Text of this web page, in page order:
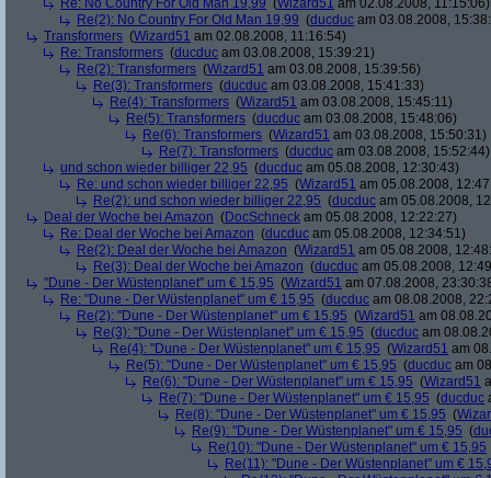
Re: No Country For Old Man 19,99 (Wizard51 am 02.08.2008, 11:15:06)
Re(2): No Country For Old Man 19,99 (ducduc am 03.08.2008,
Transformers (Wizard51 am 02.08.2008, 11:16:54)
Re: Transformers (ducduc am 03.08.2008, 15:39:21)
Re(2): Transformers (Wizard51 am 03.08.2008, 15:39:56)
Re(3): Transformers (ducduc am 03.08.2008, 15:41:33)
Re(4): Transformers (Wizard51 am 03.08.2008, 15:45:11)
Re(5): Transformers (ducduc am 03.08.2008, 15:48:06)
Re(6): Transformers (Wizard51 am 03.08.2008, 15:50:31)
Re(7): Transformers (ducduc am 03.08.2008, 15:52:44)
und schon wieder billiger 22,95 (ducduc am 05.08.2008, 12:30:43)
Re: und schon wieder billiger 22,95 (Wizard51 am 05.08.2008,
Re(2): und schon wieder billiger 22,95 (ducduc am 05.08.2008,
Deal der Woche bei Amazon (DocSchneck am 05.08.2008, 12:22:27)
Re: Deal der Woche bei Amazon (ducduc am 05.08.2008, 12:34:51)
Re(2): Deal der Woche bei Amazon (Wizard51 am 05.08.2008,
Re(3): Deal der Woche bei Amazon (ducduc am 05.08.2008,
"Dune - Der Wüstenplanet" um € 15,95 (Wizard51 am 07.08.2008,
Re: "Dune - Der Wüstenplanet" um € 15,95 (ducduc am 08.08.2008,
Re(2): "Dune - Der Wüstenplanet" um € 15,95 (Wizard51 am
Re(3): "Dune - Der Wüstenplanet" um € 15,95 (ducduc am
Re(4): "Dune - Der Wüstenplanet" um € 15,95 (Wizard51 am
Re(5): "Dune - Der Wüstenplanet" um € 15,95 (ducduc am
Re(6): "Dune - Der Wüstenplanet" um € 15,95 (Wizard51
Re(7): "Dune - Der Wüstenplanet" um € 15,95 (ducduc
Re(8): "Dune - Der Wüstenplanet" um € 15,95 (
Re(9): "Dune - Der Wüstenplanet" um € 15,95 (
Re(10): "Dune - Der Wüstenplanet" um € 15,95
Re(11): "Dune - Der Wüstenplanet" um €